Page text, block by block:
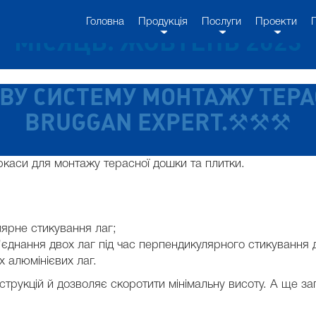
Головна Продукція Послуги Проекти
МІСЯЦЬ: ЖОВТЕНЬ 2023
СИСТЕМУ МОНТАЖУ
BRUGGAN EXPERT.⚒️⚒️⚒️
для монтажу терасної дошки та плитки.
стикування лаг;
двох лаг під час перпендикулярного
лаг.
й дозволяє скоротити мінімальну висоту. А ще